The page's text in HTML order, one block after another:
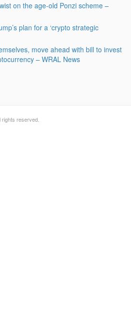
on the age-old Ponzi scheme –
plan for a ‘crypto strategic
move ahead with bill to invest
– WRAL News
reserved.